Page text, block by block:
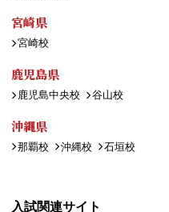
宮崎県
宮崎校
鹿児島県
鹿児島中央校 谷山校
沖縄県
那覇校 沖縄校 石垣校
入試関連サイト